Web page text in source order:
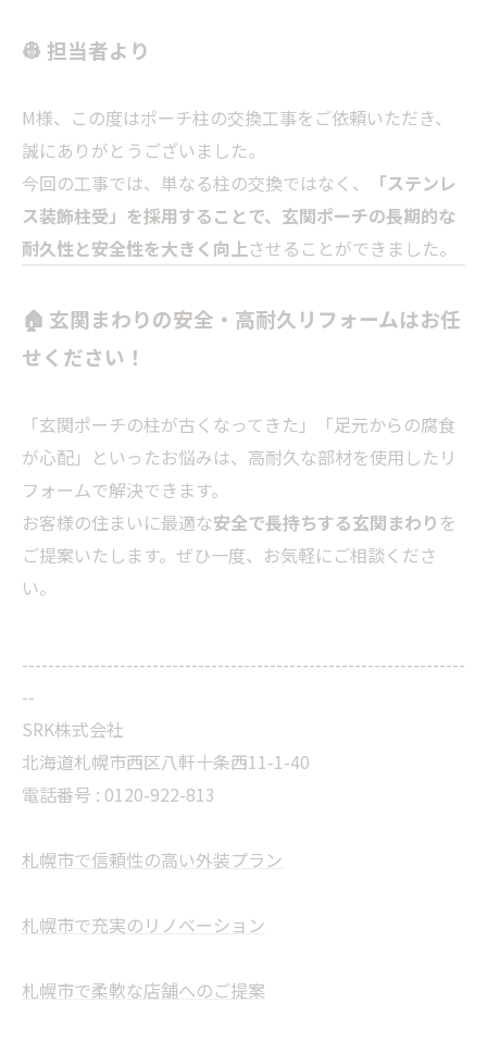
👷 担当者より
M様、この度はポーチ柱の交換工事をご依頼いただき、
誠にありがとうございました。
今回の工事では、単なる柱の交換ではなく、
「ステンレ
ス装飾柱受」 を採用することで、玄関ポーチの長期的な
耐久性と安全性を大きく向上させることができました。
🏠 玄関まわりの安全・高耐久リフォームはお任
せください！
「玄関ポーチの柱が古くなってきた」「足元からの腐食
が心配」といったお悩みは、高耐久な部材を使用したリ
フォームで解決できます。
お客様の住まいに最適な安全で長持ちする玄関まわり を
ご提案いたします。ぜひ一度、お気軽にご相談くださ
い。
--------------------------------------------------------------------
--
SRK株式会社
北海道札幌市西区八軒十条西11-1-40
電話番号 : 0120-922-813
札幌市で信頼性の高い外装プラン
札幌市で充実のリノベーション
札幌市で柔軟な店舗へのご提案